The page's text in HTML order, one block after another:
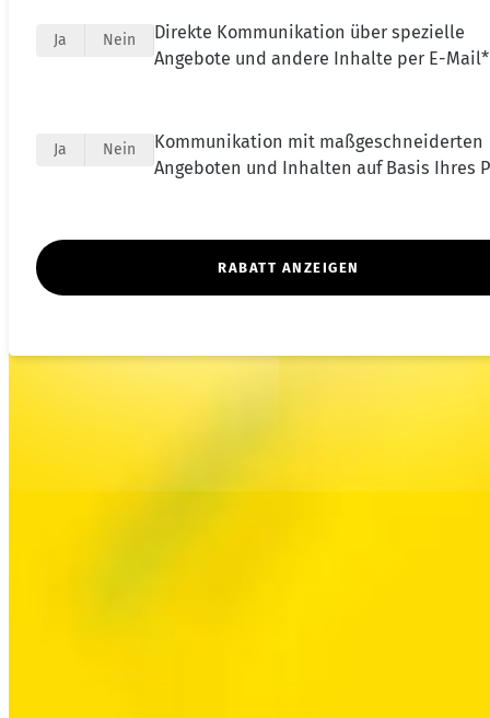
Ja Nein
Direkte Kommunikation über spezielle
Angebote und andere Inhalte per E-Mail*
Ja Nein
Kommunikation mit maßgeschneiderten
Angeboten und Inhalten auf Basis Ihres
RABATT ANZEIGEN